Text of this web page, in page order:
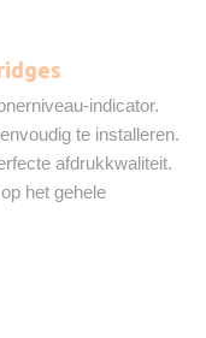
indicator.
te installeren.
afdrukkwaliteit.
het gehele